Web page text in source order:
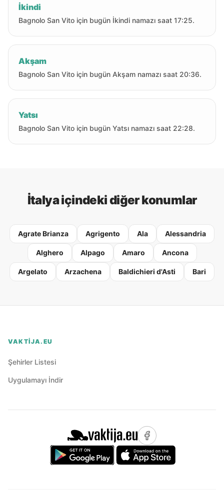
İkindi
Bagnolo San Vito için bugün İkindi namazı saat 17:25.
Akşam
Bagnolo San Vito için bugün Akşam namazı saat 20:36.
Yatsı
Bagnolo San Vito için bugün Yatsı namazı saat 22:28.
İtalya içindeki diğer konumlar
Agrate Brianza Agrigento Ala Alessandria
Alghero Alpago Amaro Ancona
Argelato Arzachena Baldichieri d'Asti Bari
VAKTIJA.EU
Şehirler Listesi
Uygulamayı İndir